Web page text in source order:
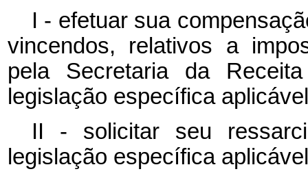
I - efetuar sua
vincendos, relativos a
pela Secretaria da
legislação específica
II - solicitar seu
legislação específica